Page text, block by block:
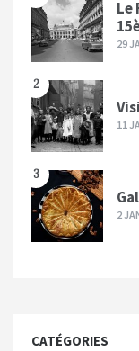
Le
29
2
11
3
2
CATÉGORIES